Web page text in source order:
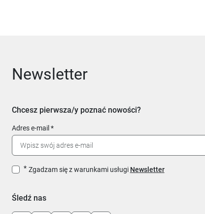
Newsletter
Chcesz pierwsza/y poznać nowości?
Adres e-mail
Zgadzam się z warunkami usługi Newsletter
Śledź nas